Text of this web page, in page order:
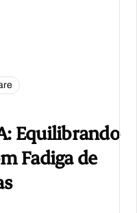
Equilibrando
Fadiga de